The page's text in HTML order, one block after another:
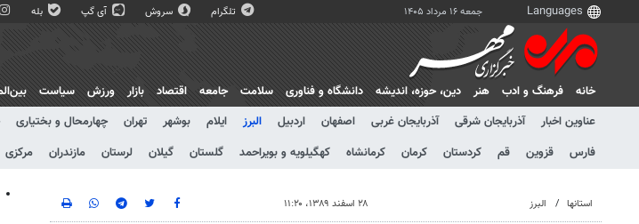
جمعه ۱۶ مرداد ۱۴۰۵ تلگرام سروش آی گپ بله
خانه فرهنگ و ادب هنر دين، حوزه، انديشه دانشگاه و فناوری سلامت جامعه اقتصاد بازار ورزش سیاست
عناوین اخبار
آذربایجان شرقی آذربایجان غربی اصفهان اردبیل البرز ایلام بوشهر تهران چهارمحال و بختیاری
فارس
قزوین قم کردستان کرمان کرمانشاه کهگیلویه و بویراحمد گلستان گیلان لرستان مازندران مرکزی
استانها البرز ۲۸ اسفند ۱۳۸۹، ۱۱:۲۰